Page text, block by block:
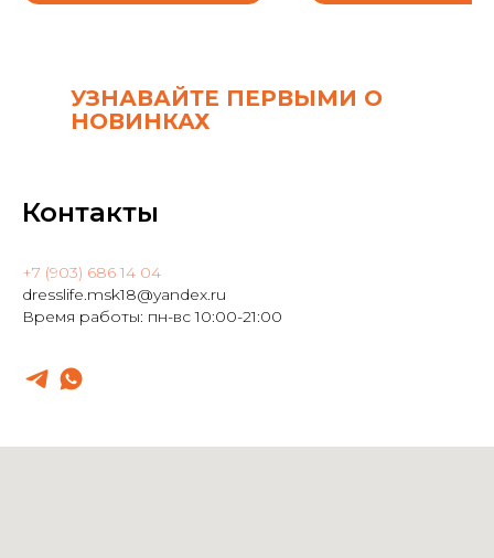
УЗНАВАЙТЕ ПЕРВЫМИ О
НОВИНКАХ
Контакты
+7 (903) 686 14 04
dresslife.msk18@yandex.ru
Время работы: пн-вс 10:00-21:00